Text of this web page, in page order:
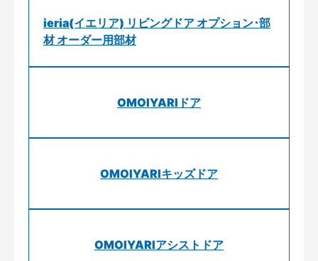
ieria(イエリア) リビングドア オプション･部
材 オーダー用部材
OMOIYARIドア
OMOIYARIキッズドア
OMOIYARIアシストドア